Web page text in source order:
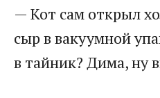
— Кот сам открыл
сыр в вакуумной
в тайник? Дима, ну